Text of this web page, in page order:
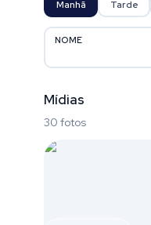
Manhã Tarde
NOME
Mídias
30 fotos